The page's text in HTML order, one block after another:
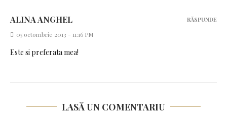
ALINA ANGHEL
05 octombrie 2013 - 11:16 PM
Este si preferata mea!
RĂSPUNDE
LASĂ UN COMENTARIU